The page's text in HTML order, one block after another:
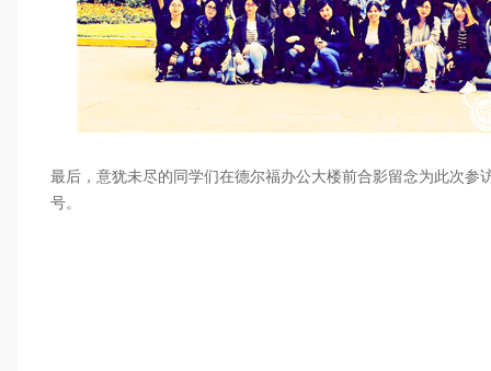
最后，意犹未尽的同学们在德尔福办公大楼前合影留念为此次参
号。